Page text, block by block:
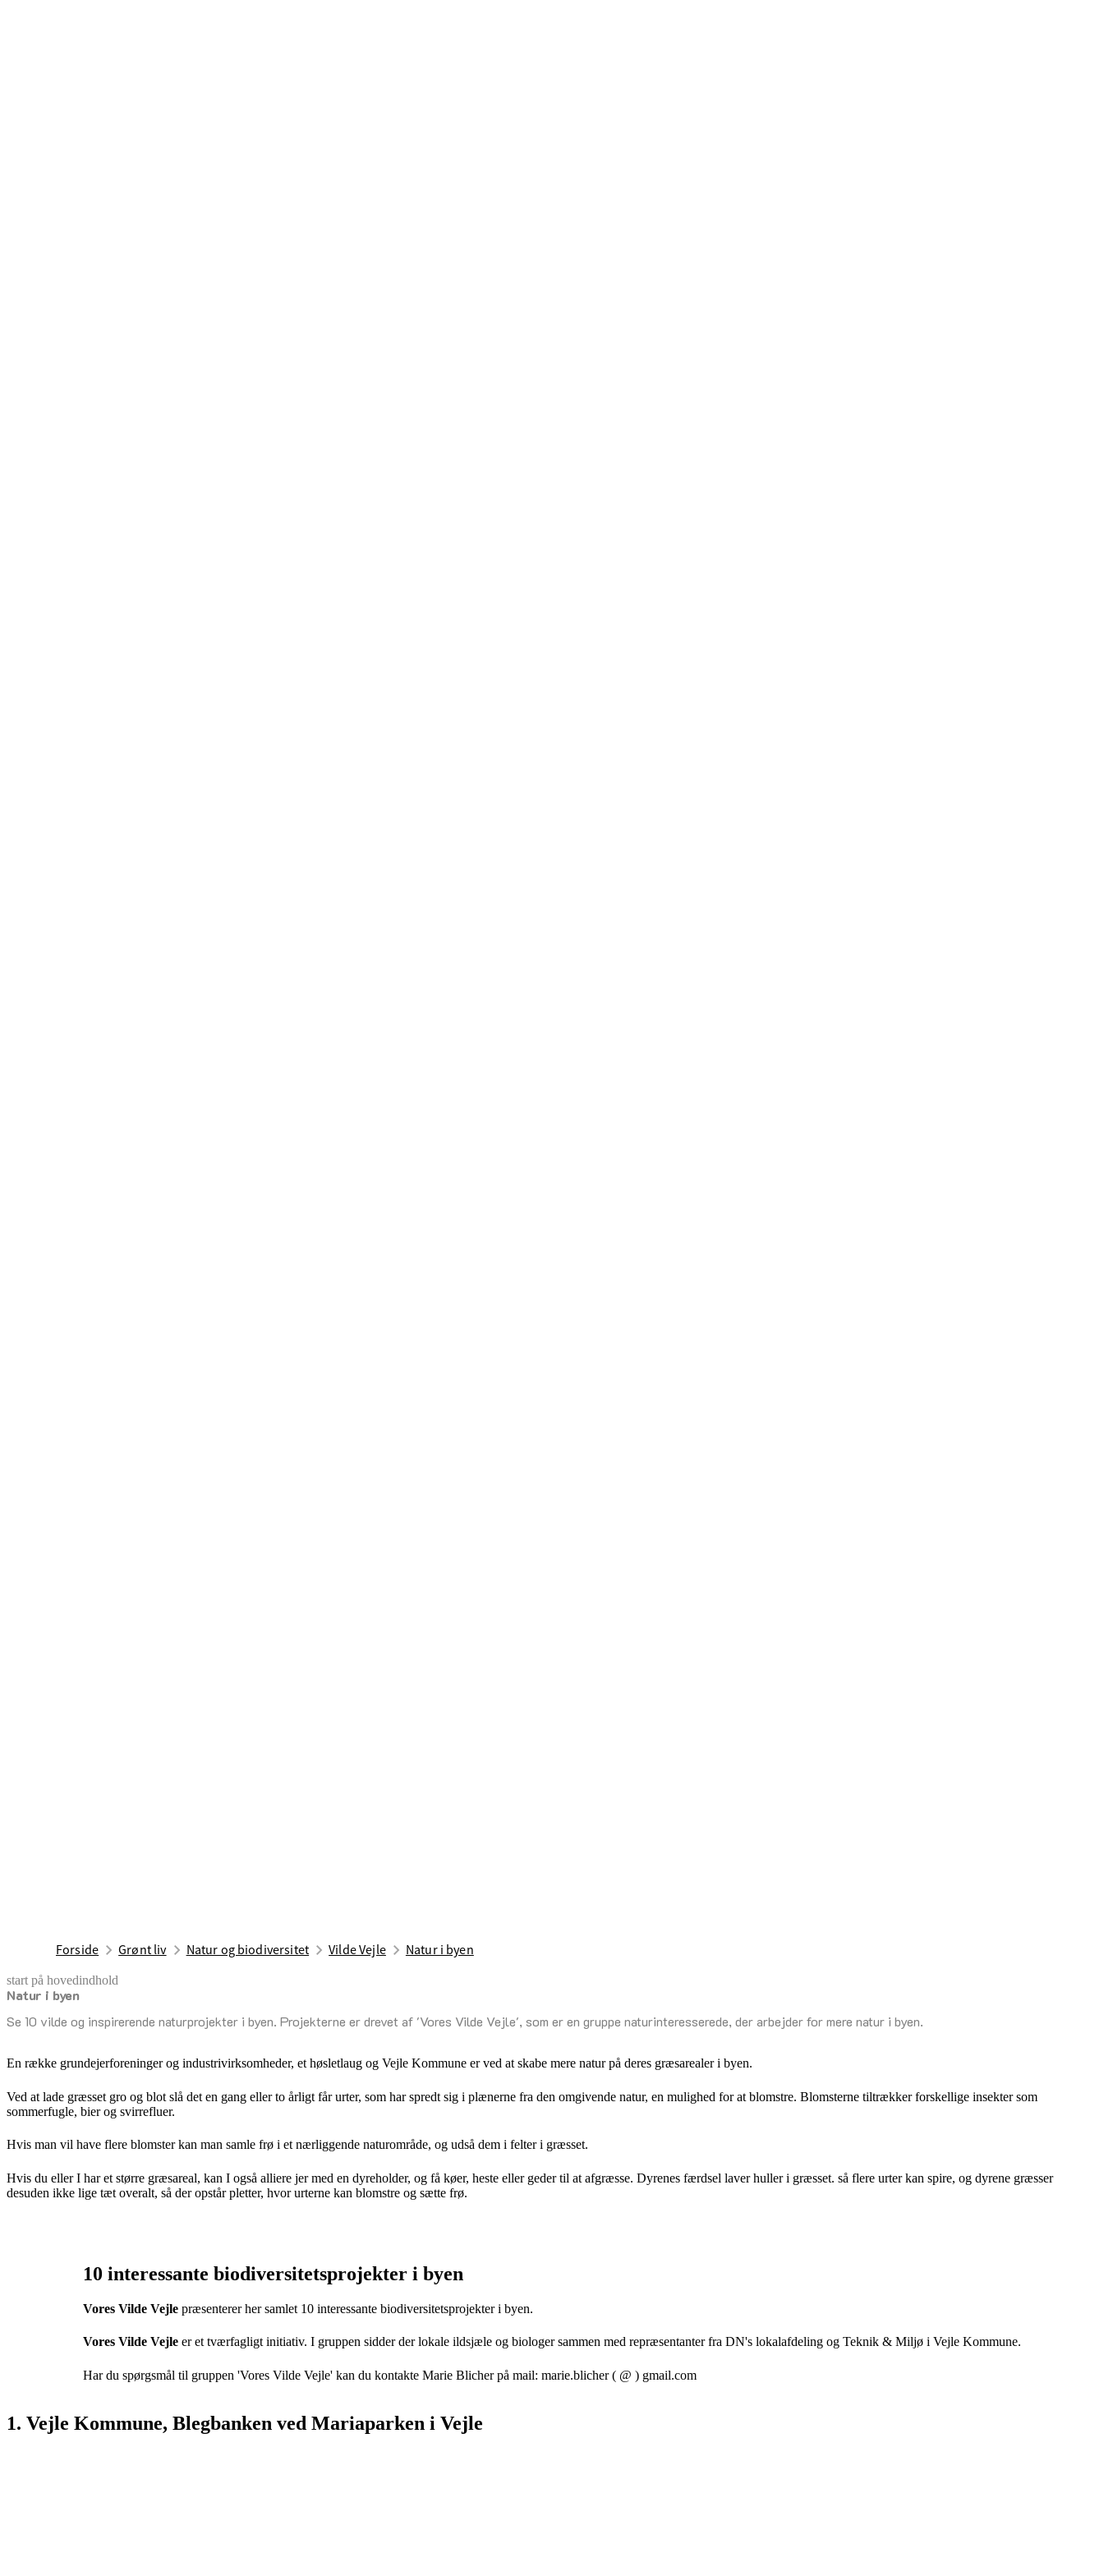
Forside Grønt liv Natur og biodiversitet Vilde Vejle Natur i byen
start på hovedindhold
Natur i byen
Se 10 vilde og inspirerende naturprojekter i byen. Projekterne er drevet af 'Vores Vilde Vejle', som er en gruppe naturinteresserede, der arbejder for mere natur i byen.
senest opdateret 26. marts 2025
En række grundejerforeninger og industrivirksomheder, et høsletlaug og Vejle Kommune er ved at skabe mere natur på deres græsarealer i byen.
Ved at lade græsset gro og blot slå det en gang eller to årligt får urter, som har spredt sig i plænerne fra den omgivende natur, en mulighed for at blomstre. Blomsterne tiltrækker forskellige insekter som
sommerfugle, bier og svirrefluer.
Hvis man vil have flere blomster kan man samle frø i et nærliggende naturområde, og udså dem i felter i græsset.
Hvis du eller I har et større græsareal, kan I også alliere jer med en dyreholder, og få køer, heste eller geder til at afgræsse. Dyrenes færdsel laver huller i græsset. så flere urter kan spire, og dyrene græsser
desuden ikke lige tæt overalt, så der opstår pletter, hvor urterne kan blomstre og sætte frø.
10 interessante biodiversitetsprojekter i byen
Vores Vilde Vejle præsenterer her samlet 10 interessante biodiversitetsprojekter i byen.
Vores Vilde Vejle er et tværfagligt initiativ. I gruppen sidder der lokale ildsjæle og biologer sammen med repræsentanter fra DN's lokalafdeling og Teknik & Miljø i Vejle Kommune.
Har du spørgsmål til gruppen 'Vores Vilde Vejle' kan du kontakte Marie Blicher på mail: marie.blicher ( @ ) gmail.com
1. Vejle Kommune, Blegbanken ved Mariaparken i Vejle